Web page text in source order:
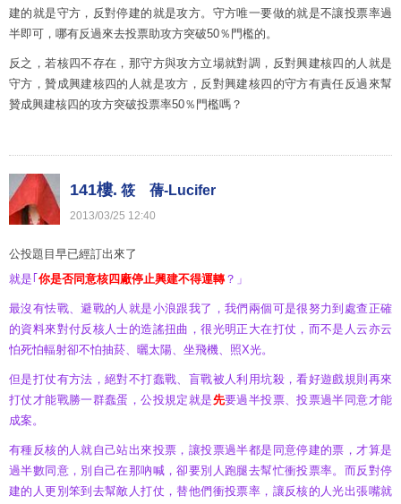
建的就是守方，反對停建的就是攻方。守方唯一要做的就是不讓投票率過
半即可，哪有反過來去投票助攻方突破50％門檻的。
反之，若核四不存在，那守方與攻方立場就對調，反對興建核四的人就是
守方，贊成興建核四的人就是攻方，反對興建核四的守方有責任反過來幫
贊成興建核四的攻方突破投票率50％門檻嗎？
141樓. 筱 蒨-Lucifer
2013/03/25 12:40
公投題目早已經訂出來了
就是｢ 你是否同意核四廠停止興建不得運轉 ？」
最沒有怯戰、避戰的人就是小浪跟我了，我們兩個可是很努力到處查正確
的資料來對付反核人士的造謠扭曲，很光明正大在打仗，而不是人云亦云
怕死怕輻射卻不怕抽菸、曬太陽、坐飛機、照X光。
但是打仗有方法，絕對不打蠢戰、盲戰被人利用坑殺，看好遊戲規則再來
打仗才能戰勝一群蠢蛋，公投規定就是先要過半投票、投票過半同意才能
成案。
有種反核的人就自己站出來投票，讓投票過半都是同意停建的票，才算是
過半數同意，別自己在那吶喊，卻要別人跑腿去幫忙衝投票率。而反對停
建的人更別笨到去幫敵人打仗，替他們衝投票率，讓反核的人光出張嘴就